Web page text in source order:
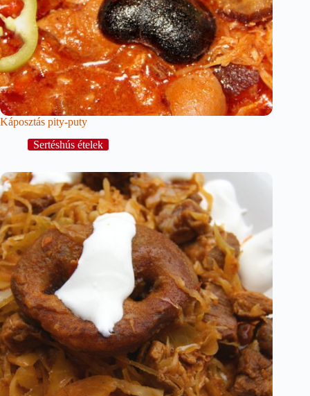
Káposztás pity-puty
Sertéshús ételek